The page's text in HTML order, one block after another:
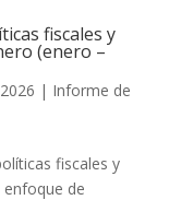
fiscales y
(enero –
| Informe de
fiscales y
enfoque de